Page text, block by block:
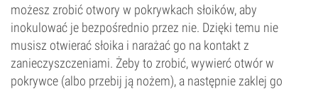
możesz zrobić otwory w pokrywkach słoików, aby
inokulować je bezpośrednio przez nie. Dzięki temu nie
musisz otwierać słoika i narażać go na kontakt z
zanieczyszczeniami. Żeby to zrobić, wywierć otwór w
pokrywce (albo przebij ją nożem), a następnie zaklej go